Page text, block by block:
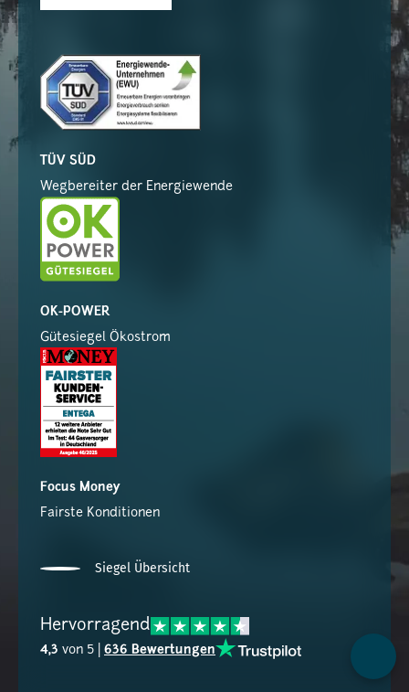
TÜV SÜD
Wegbereiter der Energiewende
OK-POWER
Gütesiegel Ökostrom
Focus Money
Fairste Konditionen
Siegel Übersicht
Hervorragend
4,3 von 5 | 636 Bewertungen